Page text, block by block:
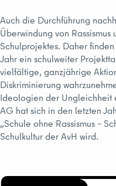
Auch die Durchführung
Überwindung von
Schulprojektes. Daher
Jahr ein schulweiter
vielfältige, ganzjährige
Diskriminierung
Ideologien der Ungleichheit
AG hat sich in den letzten
„Schule ohne Rassismus –
Schulkultur der AvH wird.